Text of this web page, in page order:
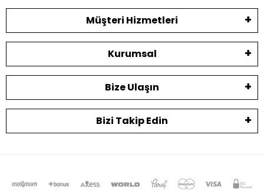
Müşteri Hizmetleri
Kurumsal
Bize Ulaşın
Bizi Takip Edin